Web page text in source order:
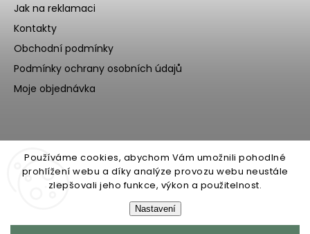
Používáme cookies, abychom Vám umožnili pohodlné
prohlížení webu a díky analýze provozu webu neustále
zlepšovali jeho funkce, výkon a použitelnost.
Nastavení
Jak na reklamaci
Kontakty
Obchodní podmínky
Podmínky ochrany osobních údajů
Moje objednávka